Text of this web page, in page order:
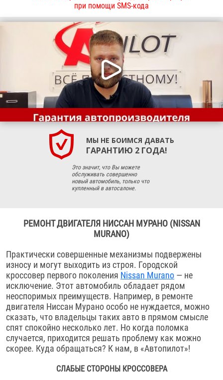
при помощи SMS-кода
МЫ НЕ БОИМСЯ ДАВАТЬ
ГАРАНТИЮ 2 ГОДА!
Это значит, что Вы можете
обслуживать совершенно
новый автомобиль, только что
купленный в автосалоне.
РЕМОНТ ДВИГАТЕЛЯ НИССАН МУРАНО (NISSAN
MURANO)
Практически совершенные механизмы подвержены
износу и могут выходить из строя. Городской
кроссовер первого поколения Nissan Murano — не
исключение. Этот автомобиль обладает рядом
неоспоримых преимуществ. Например, в ремонте
двигателя Ниссан Мурано особо не нуждается, можно
сказать, что владельцы таких авто в прямом смысле
спят спокойно несколько лет. Но когда поломка
случается, приходится решать проблему как можно
скорее. Куда обращаться? К нам, в «Автопилот»!
СЛАБЫЕ СТОРОНЫ КРОССОВЕРА